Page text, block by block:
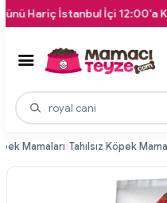
İstanbul İçi 12:00'a Kadar
Mamaları Tahılsız Köpek